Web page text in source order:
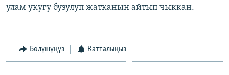
улам укугу бузулуп жатканын айтып чыккан.
Бөлүшүңүз Катталыңыз